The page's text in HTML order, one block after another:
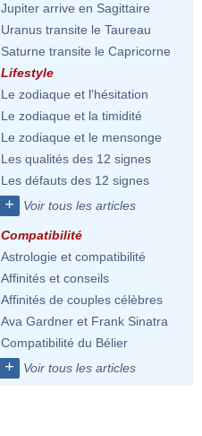
Jupiter arrive en Sagittaire
Uranus transite le Taureau
Saturne transite le Capricorne
Lifestyle
Le zodiaque et l'hésitation
Le zodiaque et la timidité
Le zodiaque et le mensonge
Les qualités des 12 signes
Les défauts des 12 signes
+ Voir tous les articles
Compatibilité
Astrologie et compatibilité
Affinités et conseils
Affinités de couples célèbres
Ava Gardner et Frank Sinatra
Compatibilité du Bélier
+ Voir tous les articles